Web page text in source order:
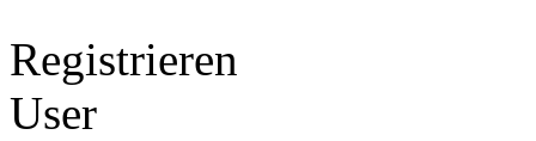
Registrieren
User